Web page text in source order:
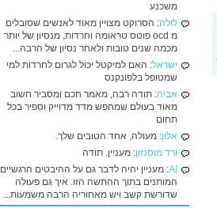
משכנע
לולה: הסרוקט מצויין מאוד לאנשים שסובלים
מ ocd פוטס טראומה וחרדות, מנסיון של יותר
מכמה שנים טובות ולאחר נסיון של הרבה...
ישראל: האם למיקטל יכול לגרום לחרדות למי
שמטופל בלפונקנס
אביה: תודה רבה, מאמר חכם ומסביר חשוב
מאוד בעולם שמחפש מדד מדוייק וספיר בכל
תחום
אלון: מעולה, אחד הטובים שלך.
ורד מוסנזון: מעניין. תודה
Al: מעניין יהיה לדבר גם על ההיבטים הרגשיים
המותנים בתוך ההתשה הזו. איך גם פעולה
שדורשת קשב ויש מאחוריה הרבה משמעות...